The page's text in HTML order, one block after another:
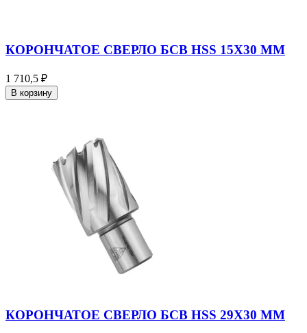
КОРОНЧАТОЕ СВЕРЛО БСВ HSS 15X30 ММ
1 710,5 ₽
В корзину
КОРОНЧАТОЕ СВЕРЛО БСВ HSS 29X30 ММ